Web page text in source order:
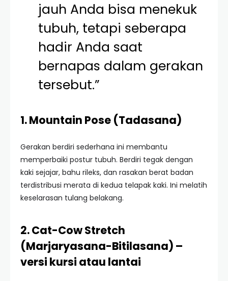
jauh Anda bisa menekuk
tubuh, tetapi seberapa
hadir Anda saat
bernapas dalam gerakan
tersebut.”
1. Mountain Pose (Tadasana)
Gerakan berdiri sederhana ini membantu
memperbaiki postur tubuh. Berdiri tegak dengan
kaki sejajar, bahu rileks, dan rasakan berat badan
terdistribusi merata di kedua telapak kaki. Ini melatih
keselarasan tulang belakang.
2. Cat-Cow Stretch
(Marjaryasana-Bitilasana) –
versi kursi atau lantai